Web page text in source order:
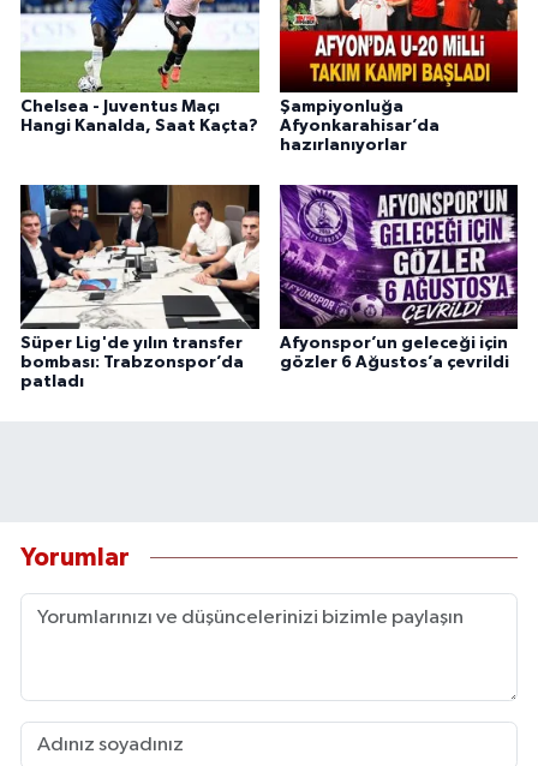
Chelsea - Juventus Maçı
Hangi Kanalda, Saat Kaçta?
Şampiyonluğa
Afyonkarahisar’da
hazırlanıyorlar
Süper Lig'de yılın transfer
bombası: Trabzonspor’da
patladı
Afyonspor’un geleceği için
gözler 6 Ağustos’a çevrildi
Yorumlar